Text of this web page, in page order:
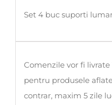
Set 4 buc suporti
Comenzile vor fi
pentru produsele
contrar, maxim 5 zile